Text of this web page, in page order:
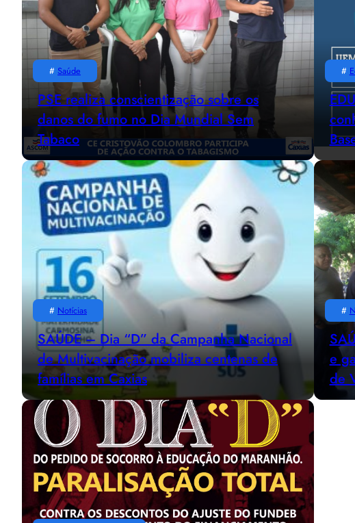
# Saúde
PSE realiza conscientização sobre os
danos do fumo no Dia Mundial Sem
Tabaco
#
# Notícias
SAÚDE – Dia “D” da Campanha Nacional
de Multivacinação mobiliza centenas de
famílias em Caxias
#
e
de